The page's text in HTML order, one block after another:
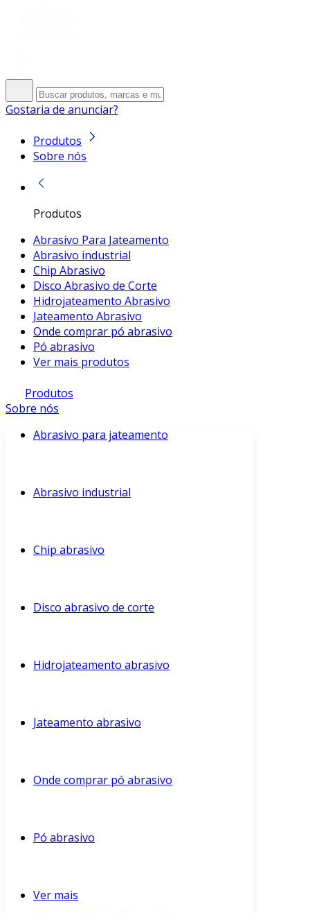
Gostaria de anunciar?
Produtos
Sobre nós
Produtos
Abrasivo Para Jateamento
Abrasivo industrial
Chip Abrasivo
Disco Abrasivo de Corte
Hidrojateamento Abrasivo
Jateamento Abrasivo
Onde comprar pó abrasivo
Pó abrasivo
Ver mais produtos
Produtos
Sobre nós
Abrasivo para jateamento
Abrasivo industrial
Chip abrasivo
Disco abrasivo de corte
Hidrojateamento abrasivo
Jateamento abrasivo
Onde comprar pó abrasivo
Pó abrasivo
Ver mais